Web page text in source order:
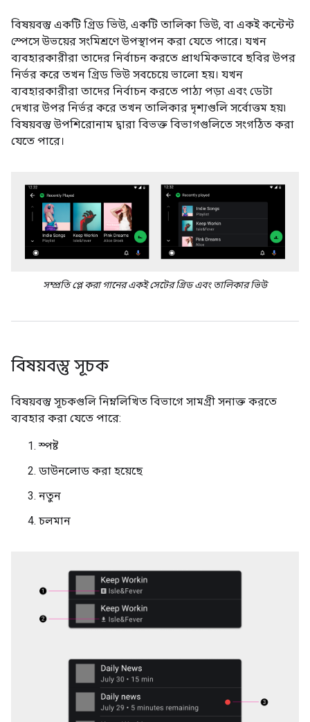
বিষয়বস্তু একটি গ্রিড ভিউ, একটি তালিকা ভিউ, বা একই কন্টেন্ট
স্পেসে উভয়ের সংমিশ্রণে উপস্থাপন করা যেতে পারে। যখন
ব্যবহারকারীরা তাদের নির্বাচন করতে প্রাথমিকভাবে ছবির উপর
নির্ভর করে তখন গ্রিড ভিউ সবচেয়ে ভালো হয়। যখন
ব্যবহারকারীরা তাদের নির্বাচন করতে পাঠ্য পড়া এবং ডেটা
দেখার উপর নির্ভর করে তখন তালিকার দৃশ্যগুলি সর্বোত্তম হয়৷
বিষয়বস্তু উপশিরোনাম দ্বারা বিভক্ত বিভাগগুলিতে সংগঠিত করা
যেতে পারে।
সম্প্রতি প্লে করা গানের একই সেটের গ্রিড এবং তালিকার ভিউ
বিষয়বস্তু সূচক
বিষয়বস্তু সূচকগুলি নিম্নলিখিত বিভাগে সামগ্রী সনাক্ত করতে
ব্যবহার করা যেতে পারে:
স্পষ্ট
ডাউনলোড করা হয়েছে
নতুন
চলমান